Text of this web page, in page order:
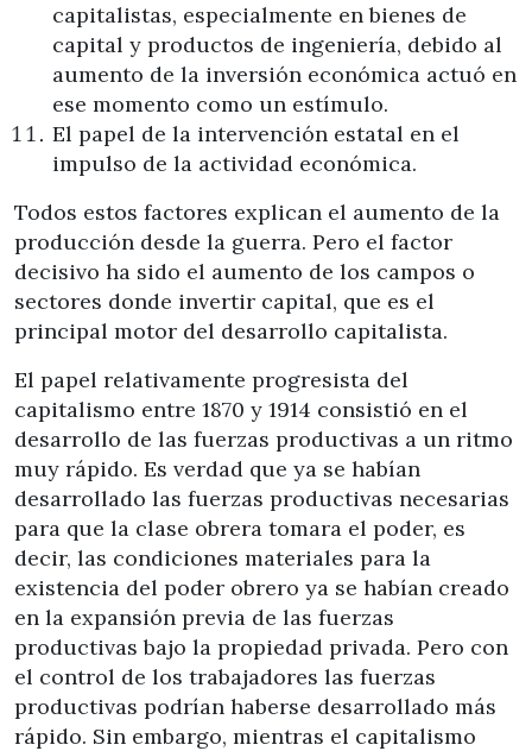
capitalistas, especialmente en bienes de
capital y productos de ingeniería, debido al
aumento de la inversión económica actuó en
ese momento como un estímulo.
El papel de la intervención estatal en el
impulso de la actividad económica.
Todos estos factores explican el aumento de la
producción desde la guerra. Pero el factor
decisivo ha sido el aumento de los campos o
sectores donde invertir capital, que es el
principal motor del desarrollo capitalista.
El papel relativamente progresista del
capitalismo entre 1870 y 1914 consistió en el
desarrollo de las fuerzas productivas a un ritmo
muy rápido. Es verdad que ya se habían
desarrollado las fuerzas productivas necesarias
para que la clase obrera tomara el poder, es
decir, las condiciones materiales para la
existencia del poder obrero ya se habían creado
en la expansión previa de las fuerzas
productivas bajo la propiedad privada. Pero con
el control de los trabajadores las fuerzas
productivas podrían haberse desarrollado más
rápido. Sin embargo, mientras el capitalismo